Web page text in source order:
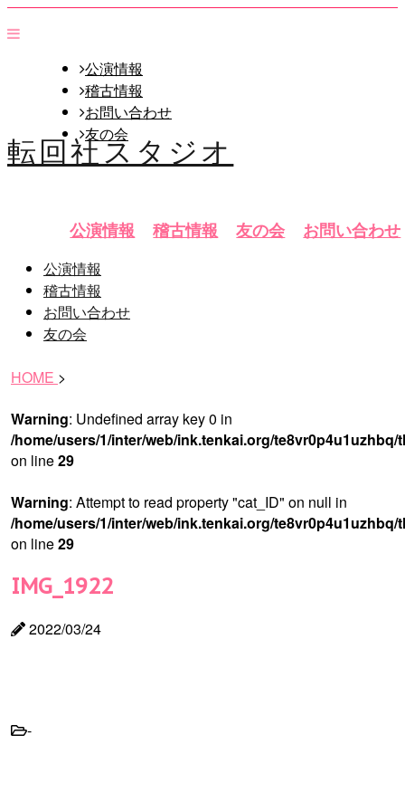
公演情報
稽古情報
お問い合わせ
友の会
転回社スタジオ
公演情報 稽古情報 友の会 お問い合わせ
公演情報
稽古情報
お問い合わせ
友の会
HOME >
Warning: Undefined array key 0 in
/home/users/1/inter/web/ink.tenkai.org/
on line29
Warning: Attempt to read property "cat_ID" on null in
/home/users/1/inter/web/ink.tenkai.org/
on line29
IMG_1922
2022/03/24
-